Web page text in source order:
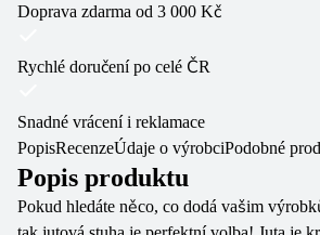
Doprava zdarma od 3 000 Kč
Rychlé doručení po celé ČR
Snadné vrácení i reklamace
PopisRecenzeÚdaje o výrobciPodobné
Popis produktu
Pokud hledáte něco, co dodá vašim